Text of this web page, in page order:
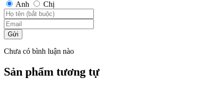
Anh Chị
Gửi
Chưa có bình luận nào
Sản phẩm tương tự